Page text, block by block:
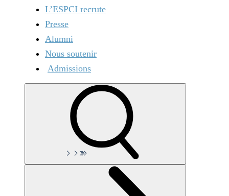
L’ESPCI recrute
Presse
Alumni
Nous soutenir
Admissions